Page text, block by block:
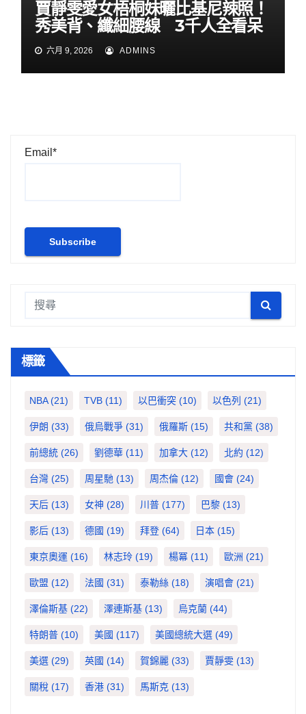
賈靜雯愛女梧桐妹曬比基尼辣照！
秀美背、纖細腰線 3千人全看呆
六月 9, 2026 ADMINS
Email*
標籤
NBA(21) TVB (11) 以巴衝突 (10) 以色列 (21)
伊朗 (33) 俄烏戰爭 (31) 俄羅斯 (15) 共和黨 (38)
前總統 (26) 劉德華 (11) 加拿大 (12) 北約 (12)
台灣 (25) 周星馳 (13) 周杰倫 (12) 國會 (24)
天后 (13) 女神 (28) 川普 (177) 巴黎 (13)
影后 (13) 德國 (19) 拜登 (64) 日本 (15)
東京奧運 (16) 林志玲 (19) 楊冪 (11) 歐洲 (21)
歐盟 (12) 法國 (31) 泰勒絲 (18) 演唱會 (21)
澤倫斯基 (22) 澤連斯基 (13) 烏克蘭 (44)
特朗普 (10) 美國 (117) 美國總統大選 (49)
美選 (29) 英國 (14) 賀錦麗 (33) 賈靜雯 (13)
關稅 (17) 香港 (31) 馬斯克 (13)